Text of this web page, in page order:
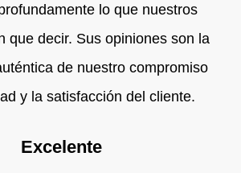
lo que nuestros
que decir. Sus opiniones son la
de nuestro compromiso
y la satisfacción del cliente.
Excelente